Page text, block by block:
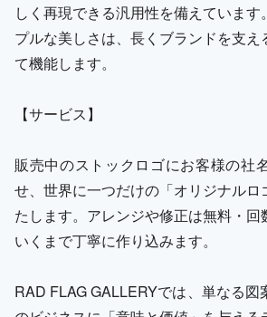
しく再現できる汎用性を備えていま
プルな美しさは、長くブランドを支え
て機能します。
【サービス】
販売中のストックロゴにお客様の社
せ、世界に一つだけの「オリジナルロ
たします。アレンジや修正は無料・
いくまで丁寧に作り込みます。
RAD FLAG GALLERYでは、単なる図